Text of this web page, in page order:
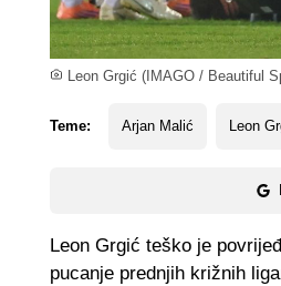
Leon Grgić (IMAGO / Beautiful
Teme: Arjan Malić Leon
Leon Grgić teško je
pucanje prednjih križnih